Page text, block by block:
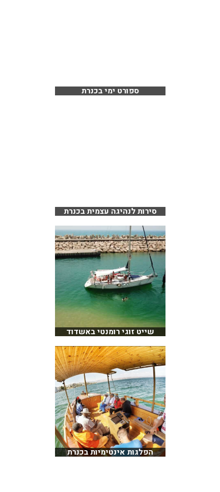
ספורט ימי בכנרת
סירות לנהיגה עצמית בכנרת
שייט זוגי רומנטי באשדוד
הפלגות אינטימיות בכנרת